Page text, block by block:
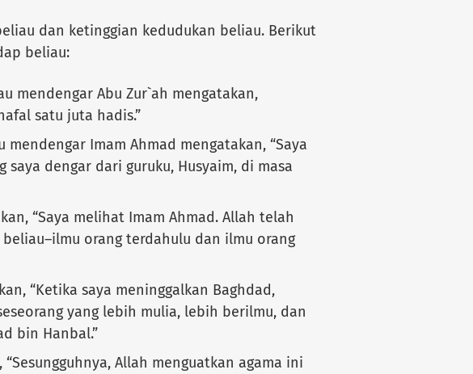
dan ketinggian kedudukan beliau. Berikut
beliau:
mendengar Abu Zur`ah mengatakan,
satu juta hadis.”
Imam Ahmad mengatakan, “Saya
saya dengar dari guruku, Husyaim, di masa
“Saya melihat Imam Ahmad. Allah telah
orang terdahulu dan ilmu orang
“Ketika saya meninggalkan Baghdad,
yang lebih mulia, lebih berilmu, dan
bin Hanbal.”
Allah menguatkan agama ini